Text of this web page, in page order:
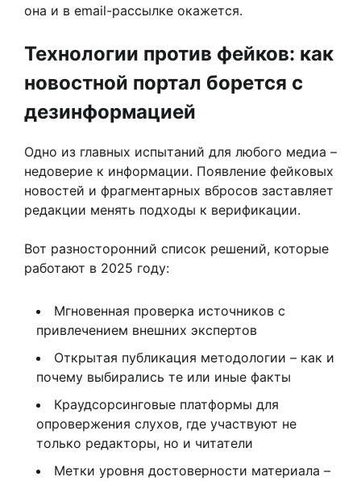
она и в email-рассылке окажется.
Технологии против фейков: как
новостной портал борется с
дезинформацией
Одно из главных испытаний для любого медиа –
недоверие к информации. Появление фейковых
новостей и фрагментарных вбросов заставляет
редакции менять подходы к верификации.
Вот разносторонний список решений, которые
работают в 2025 году:
Мгновенная проверка источников с
привлечением внешних экспертов
Открытая публикация методологии – как и
почему выбирались те или иные факты
Краудсорсинговые платформы для
опровержения слухов, где участвуют не
только редакторы, но и читатели
Метки уровня достоверности материала –